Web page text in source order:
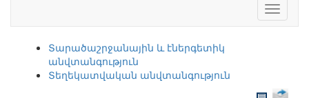
Տարածաշրջանային և էներգետիկ
անվտանգություն
Տեղեկատվական անվտանգություն